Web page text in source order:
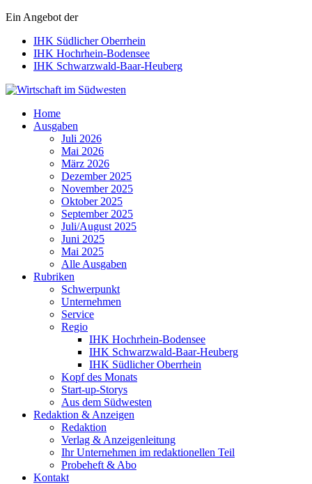
Ein Angebot der
IHK Südlicher Oberrhein
IHK Hochrhein-Bodensee
IHK Schwarzwald-Baar-Heuberg
Wirtschaft im Südwesten
Home
Ausgaben
Juli 2026
Mai 2026
März 2026
Dezember 2025
November 2025
Oktober 2025
September 2025
Juli/August 2025
Juni 2025
Mai 2025
Alle Ausgaben
Rubriken
Schwerpunkt
Unternehmen
Service
Regio
IHK Hochrhein-Bodensee
IHK Schwarzwald-Baar-Heuberg
IHK Südlicher Oberrhein
Kopf des Monats
Start-up-Storys
Aus dem Südwesten
Redaktion & Anzeigen
Redaktion
Verlag & Anzeigenleitung
Ihr Unternehmen im redaktionellen Teil
Probeheft & Abo
Kontakt